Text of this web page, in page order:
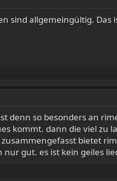
sind allgemeingültig.
denn so besonders an
kommt. dann die viel
bietet
gut. es ist kein geiles